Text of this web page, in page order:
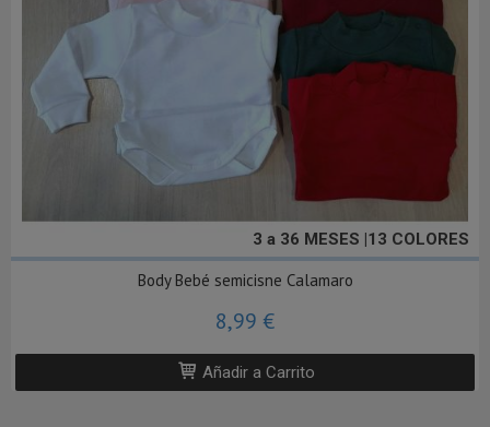
3 a 36 MESES |13 COLORES
Body Bebé semicisne Calamaro
8,99 €
Añadir a Carrito